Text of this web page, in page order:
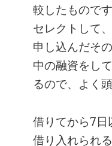
較したもので
セレクトして
申し込んだそ
中の融資をし
るので、よく
借りてから7
借り入れられ